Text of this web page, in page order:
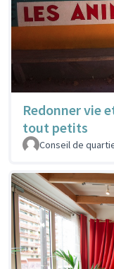
Redonner vie
tout petits
Conseil de